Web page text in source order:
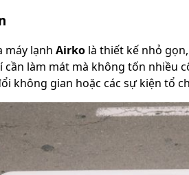
máy lạnh Airko là thiết kế nhỏ
làm mát mà không tốn nhiều
không gian hoặc các sự kiện tổ